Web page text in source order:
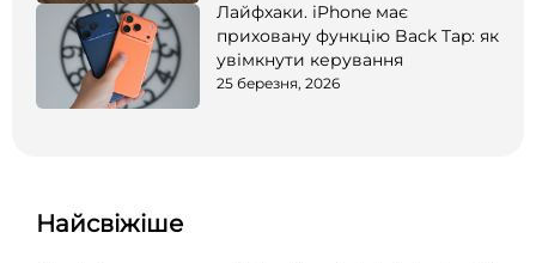
Лайфхаки. iPhone має
приховану функцію Back Tap: як
увімкнути керування
25 березня, 2026
Найсвіжіше